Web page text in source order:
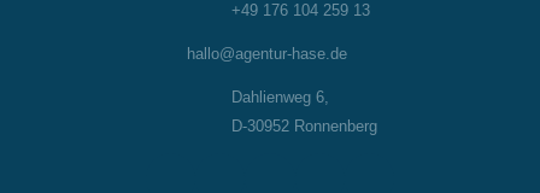
+49 176 104 259 13
hallo@agentur-hase.de
Dahlienweg 6,
D-30952 Ronnenberg